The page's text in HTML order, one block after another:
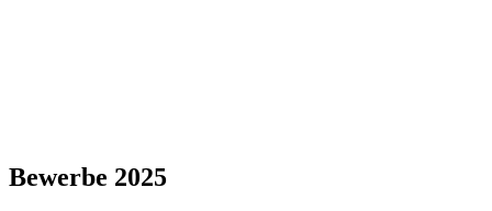
Bewerbe 2025